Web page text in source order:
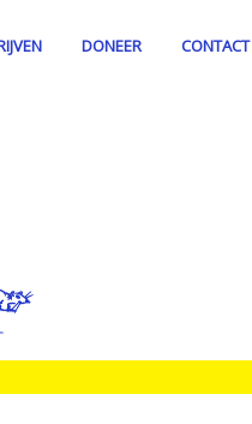
DONEER CONTACT